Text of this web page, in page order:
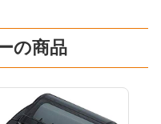
の商品